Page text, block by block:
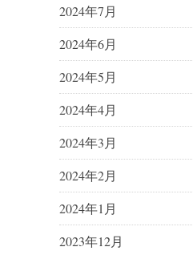
2024年7月
2024年6月
2024年5月
2024年4月
2024年3月
2024年2月
2024年1月
2023年12月